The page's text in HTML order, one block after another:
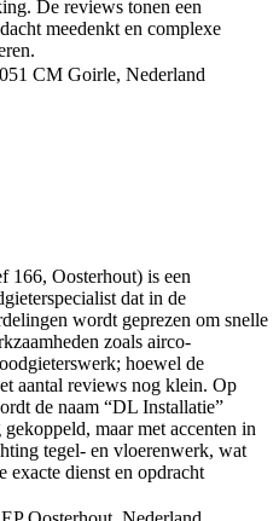
De reviews tonen een
meedenkt en complexe
CM Goirle, Nederland
166, Oosterhout) is een
dat in de
wordt geprezen om snelle
zoals airco-
hoewel de
aantal reviews nog klein. Op
de naam “DL Installatie”
maar met accenten in
tegel- en vloerenwerk, wat
exacte dienst en opdracht